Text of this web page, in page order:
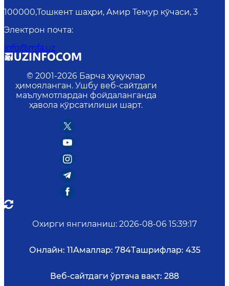
100000,Тошкент шаҳри, Амир Темур кўчаси, 3
Электрон почта:
info@mfa.uz
© 2001-2026 Барча ҳуқуқлар
ҳимояланган. Ушбу веб-сайтдаги
маълумотлардан фойдаланганда
ҳавола кўрсатилиши шарт.
Охирги янгиланиш: 2026-08-06 15:39:17
Онлайн: 11Амаллар: 784Ташрифлар: 435
Веб-сайтдаги ўртача вақт: 288